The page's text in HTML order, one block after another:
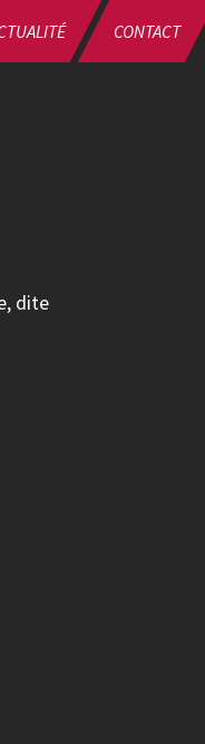
CONTACT
dite